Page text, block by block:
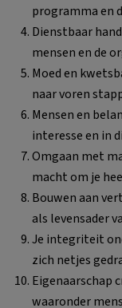
programma en
Dienstbaar
mensen en de
Moed en
naar voren
Mensen en
interesse en in
Omgaan met
macht om je
Bouwen aan
als levensader
Je integriteit
zich netjes
Eigenaarschap
waaronder